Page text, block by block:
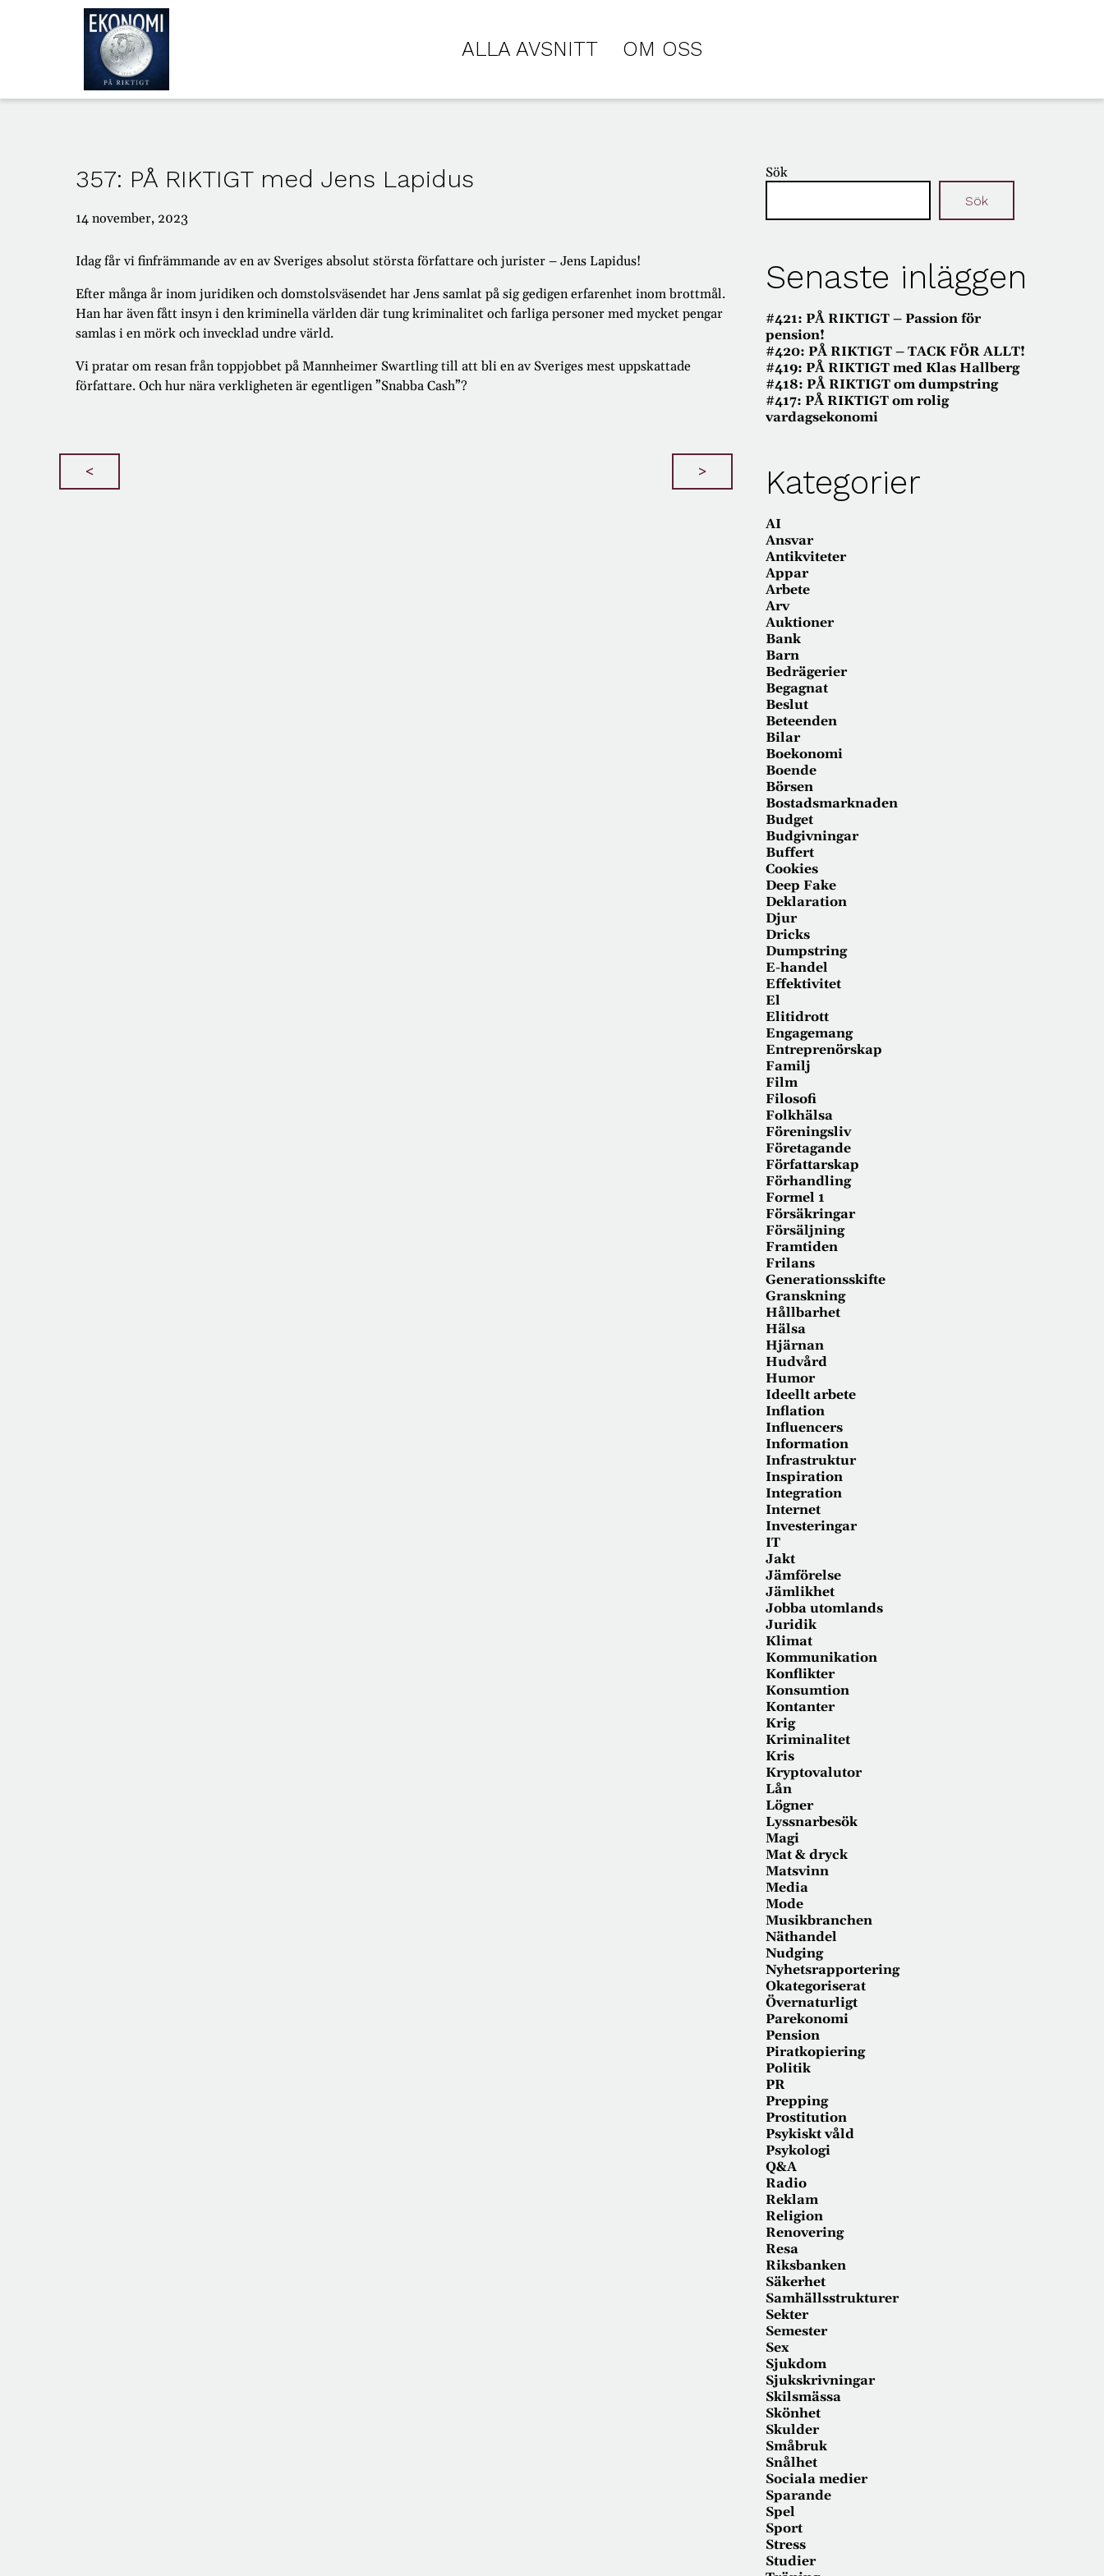
ALLA AVSNITT OM OSS
357: PÅ RIKTIGT med Jens Lapidus
14 november, 2023
Idag får vi finfrämmande av en av Sveriges absolut största författare och jurister – Jens Lapidus!
Efter många år inom juridiken och domstolsväsendet har Jens samlat på sig gedigen erfarenhet inom brottmål.
Han har även fått insyn i den kriminella världen där tung kriminalitet och farliga personer med mycket pengar
samlas i en mörk och invecklad undre värld.
Vi pratar om resan från toppjobbet på Mannheimer Swartling till att bli en av Sveriges mest uppskattade
författare. Och hur nära verkligheten är egentligen ”Snabba Cash”?
< >
Sök
Sök
Senaste inläggen
#421: PÅ RIKTIGT – Passion för
pension!
#420: PÅ RIKTIGT – TACK FÖR ALLT!
#419: PÅ RIKTIGT med Klas Hallberg
#418: PÅ RIKTIGT om dumpstring
#417: PÅ RIKTIGT om rolig
vardagsekonomi
Kategorier
AI
Ansvar
Antikviteter
Appar
Arbete
Arv
Auktioner
Bank
Barn
Bedrägerier
Begagnat
Beslut
Beteenden
Bilar
Boekonomi
Boende
Börsen
Bostadsmarknaden
Budget
Budgivningar
Buffert
Cookies
Deep Fake
Deklaration
Djur
Dricks
Dumpstring
E-handel
Effektivitet
El
Elitidrott
Engagemang
Entreprenörskap
Familj
Film
Filosofi
Folkhälsa
Föreningsliv
Företagande
Författarskap
Förhandling
Formel 1
Försäkringar
Försäljning
Framtiden
Frilans
Generationsskifte
Granskning
Hållbarhet
Hälsa
Hjärnan
Hudvård
Humor
Ideellt arbete
Inflation
Influencers
Information
Infrastruktur
Inspiration
Integration
Internet
Investeringar
IT
Jakt
Jämförelse
Jämlikhet
Jobba utomlands
Juridik
Klimat
Kommunikation
Konflikter
Konsumtion
Kontanter
Krig
Kriminalitet
Kris
Kryptovalutor
Lån
Lögner
Lyssnarbesök
Magi
Mat & dryck
Matsvinn
Media
Mode
Musikbranchen
Näthandel
Nudging
Nyhetsrapportering
Okategoriserat
Övernaturligt
Parekonomi
Pension
Piratkopiering
Politik
PR
Prepping
Prostitution
Psykiskt våld
Psykologi
Q&A
Radio
Reklam
Religion
Renovering
Resa
Riksbanken
Säkerhet
Samhällsstrukturer
Sekter
Semester
Sex
Sjukdom
Sjukskrivningar
Skilsmässa
Skönhet
Skulder
Småbruk
Snålhet
Sociala medier
Sparande
Spel
Sport
Stress
Studier